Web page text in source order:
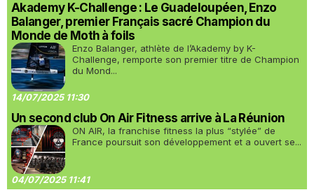
Akademy K-Challenge : Le Guadeloupéen, Enzo
Balanger, premier Français sacré Champion du
Monde de Moth à foils
Enzo Balanger, athlète de l’Akademy by K-
Challenge, remporte son premier titre de Champion
du Mond...
14/07/2025 11:30
Un second club On Air Fitness arrive à La Réunion
ON AIR, la franchise fitness la plus “stylée” de
France poursuit son développement et a ouvert se...
04/07/2025 11:41